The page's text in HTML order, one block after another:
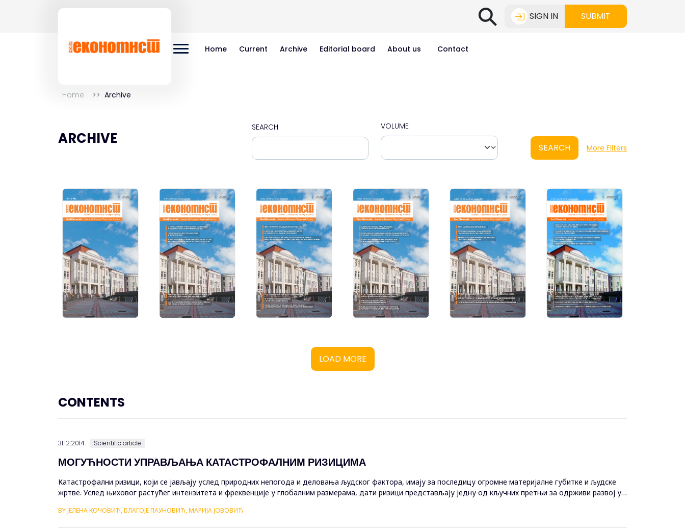
⚲ SIGN IN SUBMIT
Home Current Archive Editorial board About us Contact
Home Archive
ARCHIVE
SEARCH VOLUME
SEARCH More Filters
LOAD MORE
CONTENTS
31.12.2014. Scientific article
МОГУЋНОСТИ УПРАВЉАЊА КАТАСТРОФАЛНИМ РИЗИЦИМА
Катастрофални ризици, који се јављају услед природних непогода и деловања људског фактора, имају за последицу огромне материјалне губитке и људске
жртве. Услед њиховог растућег интензитета и фреквенције у глобалним размерама, дати ризици представљају једну од кључних претњи за одрживи развој у
BY ЈЕЛЕНА КОЧОВИЋ, БЛАГОЈЕ ПАУНОВИЋ, МАРИЈА ЈОВОВИЋ